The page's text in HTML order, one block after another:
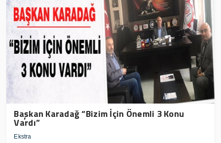
Başkan Karadağ “Bizim İçin Önemli 3 Konu
Vardı”
Ekstra